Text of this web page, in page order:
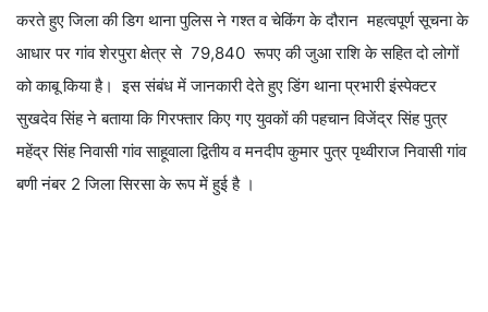
करते हुए जिला की डिग थाना पुलिस ने गश्त व चेकिंग के दौरान महत्वपूर्ण सूचना के
आधार पर गांव शेरपुरा क्षेत्र से 79,840 रूपए की जुआ राशि के सहित दो लोगों
को काबू किया है। इस संबंध में जानकारी देते हुए डिंग थाना प्रभारी इंस्पेक्टर
सुखदेव सिंह ने बताया कि गिरफ्तार किए गए युवकों की पहचान विजेंद्र सिंह पुत्र
महेंद्र सिंह निवासी गांव साहूवाला द्वितीय व मनदीप कुमार पुत्र पृथ्वीराज निवासी गांव
बणी नंबर 2 जिला सिरसा के रूप में हुई है ।